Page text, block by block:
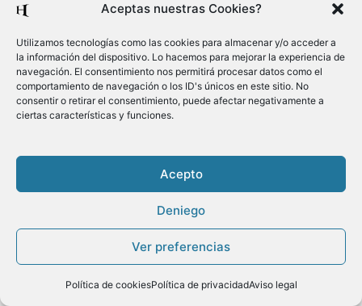
Aceptas nuestras Cookies?
Utilizamos tecnologías como las cookies para almacenar y/o acceder a
la información del dispositivo. Lo hacemos para mejorar la experiencia de
navegación. El consentimiento nos permitirá procesar datos como el
comportamiento de navegación o los ID's únicos en este sitio. No
consentir o retirar el consentimiento, puede afectar negativamente a
ciertas características y funciones.
Acepto
Deniego
Ver preferencias
Política de cookiesPolítica de privacidadAviso legal